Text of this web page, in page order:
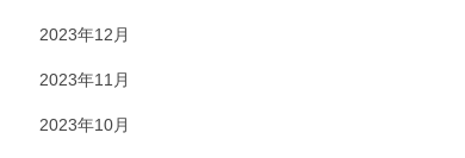
2023年12月
2023年11月
2023年10月